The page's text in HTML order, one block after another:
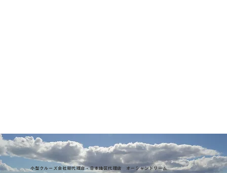
小型クルーズ会社総代理店・日本地区代理店 オーシャンドリーム